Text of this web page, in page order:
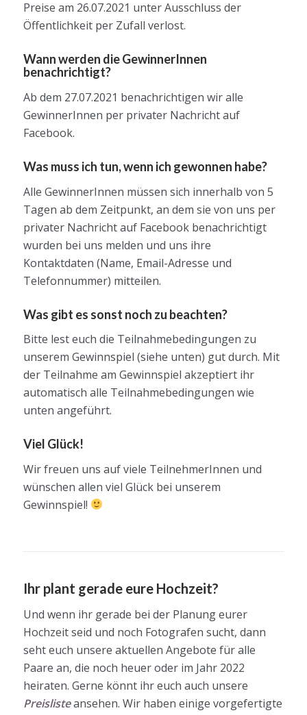
Preise am 26.07.2021 unter Ausschluss der
Öffentlichkeit per Zufall verlost.
Wann werden die GewinnerInnen
benachrichtigt?
Ab dem 27.07.2021 benachrichtigen wir alle
GewinnerInnen per privater Nachricht auf
Facebook.
Was muss ich tun, wenn ich gewonnen habe?
Alle GewinnerInnen müssen sich innerhalb von 5
Tagen ab dem Zeitpunkt, an dem sie von uns per
privater Nachricht auf Facebook benachrichtigt
wurden bei uns melden und uns ihre
Kontaktdaten (Name, Email-Adresse und
Telefonnummer) mitteilen.
Was gibt es sonst noch zu beachten?
Bitte lest euch die Teilnahmebedingungen zu
unserem Gewinnspiel (siehe unten) gut durch. Mit
der Teilnahme am Gewinnspiel akzeptiert ihr
automatisch alle Teilnahmebedingungen wie
unten angeführt.
Viel Glück!
Wir freuen uns auf viele TeilnehmerInnen und
wünschen allen viel Glück bei unserem
Gewinnspiel!
Ihr plant gerade eure Hochzeit?
Und wenn ihr gerade bei der Planung eurer
Hochzeit seid und noch Fotografen sucht, dann
seht euch unsere aktuellen Angebote für alle
Paare an, die noch heuer oder im Jahr 2022
heiraten. Gerne könnt ihr euch auch unsere
Preislisteansehen. Wir haben einige vorgefertigte